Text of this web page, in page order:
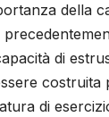
della
di
di